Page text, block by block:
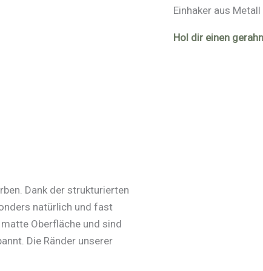
Einhaker aus
Hol dir einen
Dank der strukturierten
natürlich und fast
Oberfläche und sind
Die Ränder unserer